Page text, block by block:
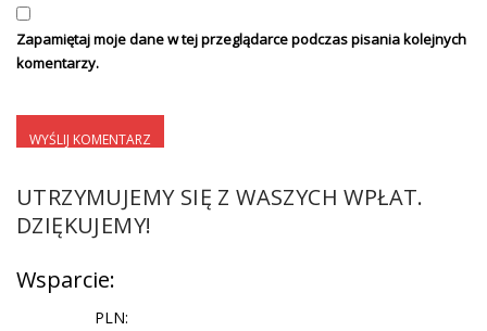
Zapamiętaj moje dane w tej przeglądarce podczas pisania kolejnych
komentarzy.
UTRZYMUJEMY SIĘ Z WASZYCH WPŁAT.
DZIĘKUJEMY!
Wsparcie:
PLN: